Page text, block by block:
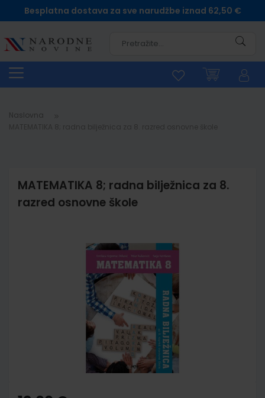
Besplatna dostava za sve narudžbe iznad 62,50 €
Naslovna
MATEMATIKA 8; radna bilježnica za 8.
razred osnovne škole
the